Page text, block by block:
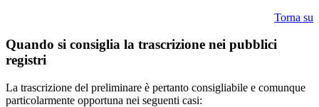
Torna su
Quando si consiglia la trascrizione nei pubblici
registri
La trascrizione del preliminare è pertanto consigliabile e comunque
particolarmente opportuna nei seguenti casi: